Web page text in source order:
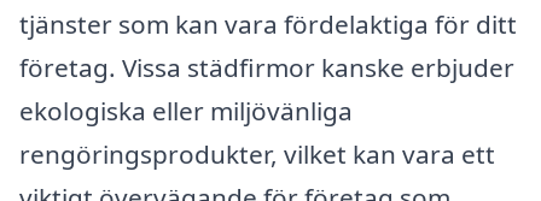
tjänster som kan vara fördelaktiga för ditt
företag. Vissa städfirmor kanske erbjuder
ekologiska eller miljövänliga
rengöringsprodukter, vilket kan vara ett